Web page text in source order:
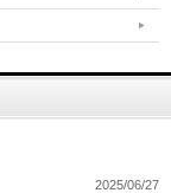
2025/06/27